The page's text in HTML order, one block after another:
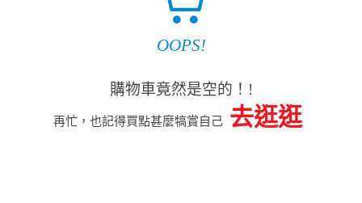
OOPS!
購物車竟然是空的！!
再忙，也記得買點甚麼犒賞自己 去逛逛